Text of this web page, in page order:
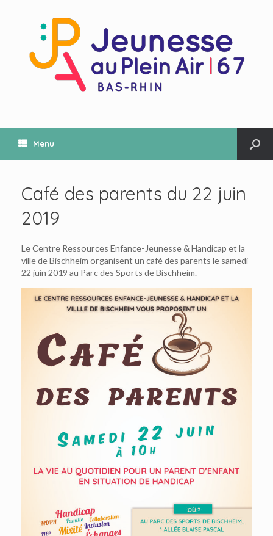
Menu
Café des parents du 22 juin
2019
Le Centre Ressources Enfance-Jeunesse & Handicap et la
ville de Bischheim organisent un café des parents le samedi
22 juin 2019 au Parc des Sports de Bischheim.